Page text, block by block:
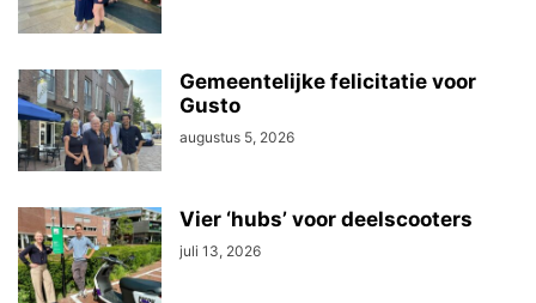
Gemeentelijke felicitatie voor
Gusto
augustus 5, 2026
Vier ‘hubs’ voor deelscooters
juli 13, 2026